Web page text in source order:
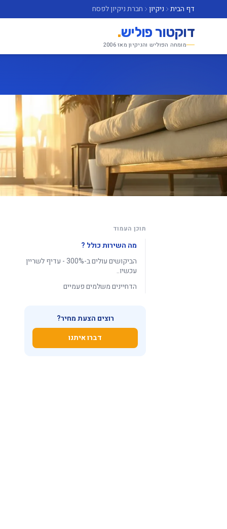
דף הבית ניקיון חברת ניקיון לפסח
דוקטור פוליש.
מומחה הפוליש והניקיון מאז 2006
תוכן העמוד
מה השירות כולל ?
הביקושים עולים ב-300% - עדיף לשריין
עכשיו..
הדחיינים משלמים פעמיים
רוצים הצעת מחיר?
דברו איתנו